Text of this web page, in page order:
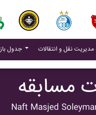
جدول بازی ها مدیریت نقل و انتقالات
مسابقه
Naft Masjed